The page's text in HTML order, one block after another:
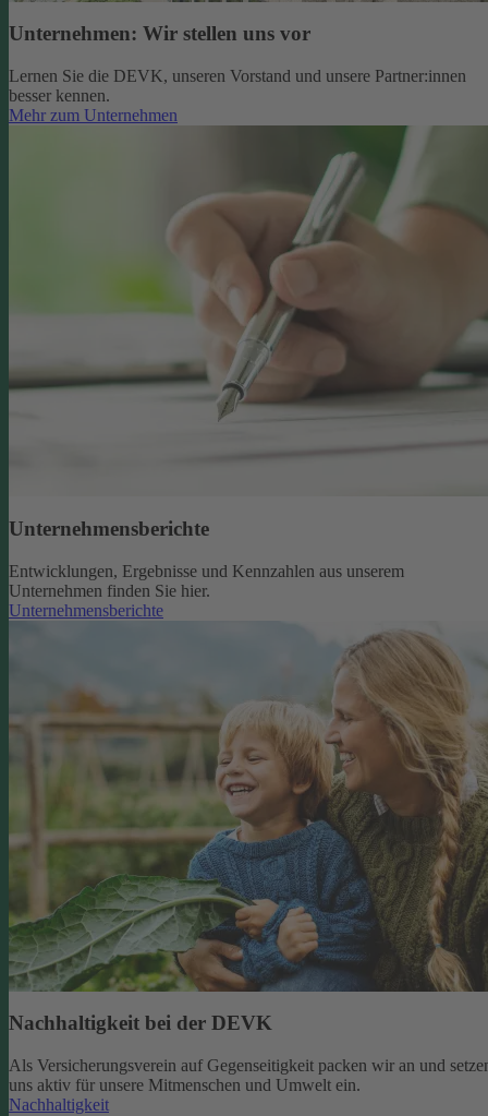
Unternehmen: Wir stellen uns vor
Lernen Sie die DEVK, unseren Vorstand und unsere Partner:innen
besser kennen.
Mehr zum Unternehmen
Unternehmensberichte
Entwicklungen, Ergebnisse und Kennzahlen aus unserem
Unternehmen finden Sie hier.
Unternehmensberichte
Nachhaltigkeit bei der DEVK
Als Versicherungsverein auf Gegenseitigkeit packen wir an und
uns aktiv für unsere Mitmenschen und Umwelt ein.
Nachhaltigkeit